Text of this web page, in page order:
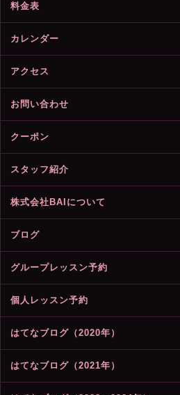
料金表
カレンダー
アクセス
お問い合わせ
クーポン
スタッフ紹介
株式会社BAIについて
ブログ
グループレッスン予約
個人レッスン予約
はてなブログ（2020年）
はてなブログ（2021年）